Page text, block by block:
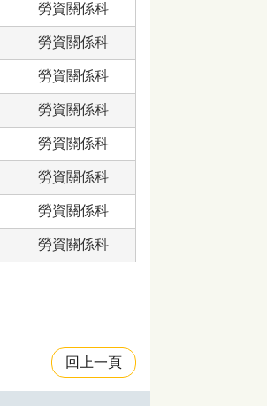
勞資關係科
勞資關係科
勞資關係科
勞資關係科
勞資關係科
勞資關係科
勞資關係科
勞資關係科
回上一頁